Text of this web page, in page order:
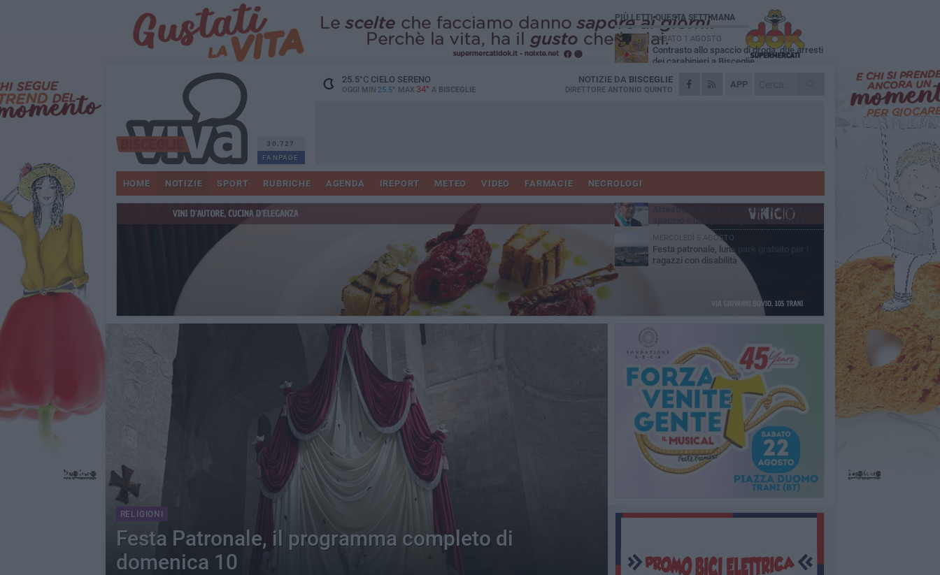
30.727
FANPAGE
25.5°CCIELO SERENO
OGGI MIN 25.5° MAX 34° A BISCEGLIE
APP
NOTIZIE DA BISCEGLIE
DIRETTORE ANTONIO QUINTO
HOME NOTIZIE SPORT RUBRICHE AGENDA IREPORT METEO VIDEO FARMACIE NECROLOGI
RELIGIONI
Festa Patronale, il programma completo di
domenica 10
PIÙ LETTI QUESTA SETTIMANA
SABATO 1 AGOSTO
Contrasto allo spaccio di droga, due arresti
dei carabinieri a Bisceglie
MARTEDÌ 4 AGOSTO
Emergenza caldo, il Comune di Bisceglie
Due auto incendiate nella notte in via Dieta
SABATO 1 AGOSTO
Arresti per droga, Angarano: «La lotta allo
spaccio è una priorità per la sicurezza»
MERCOLEDÌ 5 AGOSTO
Festa patronale, luna park gratuito per i
ragazzi con disabilità